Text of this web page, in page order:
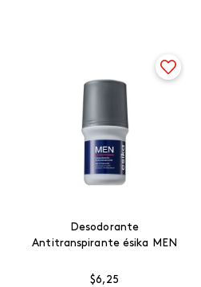
Desodorante
Antitranspirante ésika MEN
$6, 25